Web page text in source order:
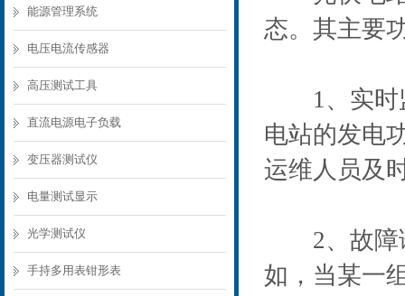
能源管理系统
电压电流传感器
高压测试工具
直流电源电子负载
变压器测试仪
电量测试显示
光学测试仪
手持多用表钳形表
态。其主要
1、实时监
电站的发电
运维人员及
2、故障诊
如，当某一